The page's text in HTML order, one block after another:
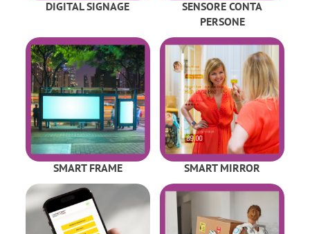
DIGITAL SIGNAGE
SENSORE CONTA
PERSONE
SMART FRAME SMART MIRROR